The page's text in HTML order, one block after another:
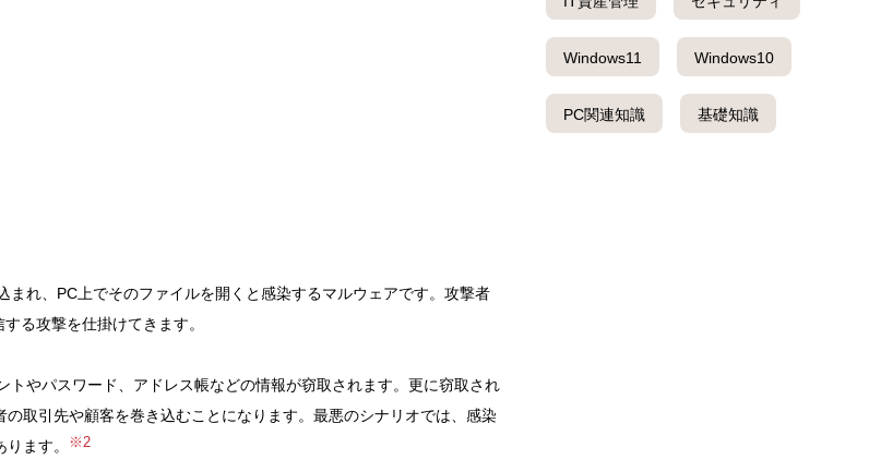
まれ、PC上でそのファイルを開くと感染するマルウェアです。攻撃者
る攻撃を仕掛けてきます。
やパスワード、アドレス帳などの情報が窃取されます。更に窃取され
取引先や顧客を巻き込むことになります。最悪のシナリオでは、感染
ます。
※2
Windows11 Windows10
PC関連知識 基礎知識